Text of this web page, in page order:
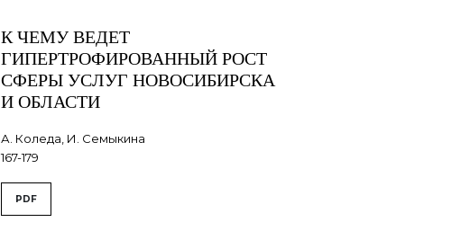
К ЧЕМУ ВЕДЕТ
ГИПЕРТРОФИРОВАННЫЙ РОСТ
СФЕРЫ УСЛУГ НОВОСИБИРСКА
И ОБЛАСТИ
А. Коледа, И. Семыкина
167-179
PDF